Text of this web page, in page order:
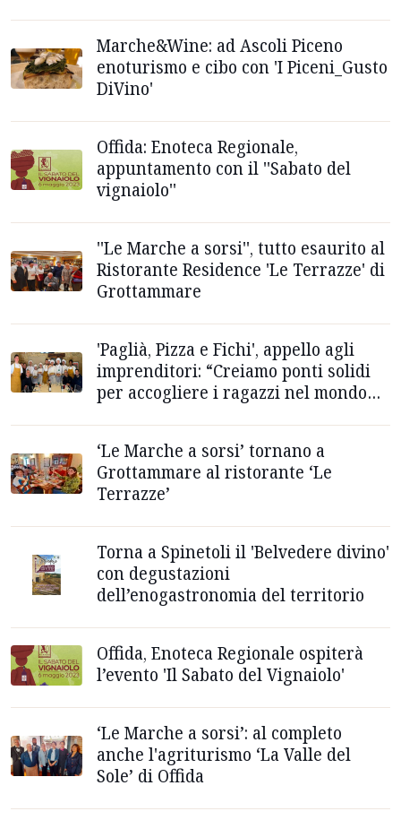
Marche&Wine: ad Ascoli Piceno
enoturismo e cibo con 'I Piceni_Gusto
DiVino'
Offida: Enoteca Regionale,
appuntamento con il ''Sabato del
vignaiolo''
''Le Marche a sorsi'', tutto esaurito al
Ristorante Residence 'Le Terrazze' di
Grottammare
'Paglià, Pizza e Fichi', appello agli
imprenditori: “Creiamo ponti solidi
per accogliere i ragazzi nel mondo
‘Le Marche a sorsi’ tornano a
Grottammare al ristorante ‘Le
Terrazze’
Torna a Spinetoli il 'Belvedere divino'
con degustazioni
dell’enogastronomia del territorio
Offida, Enoteca Regionale ospiterà
l’evento 'Il Sabato del Vignaiolo'
‘Le Marche a sorsi’: al completo
anche l'agriturismo ‘La Valle del
Sole’ di Offida